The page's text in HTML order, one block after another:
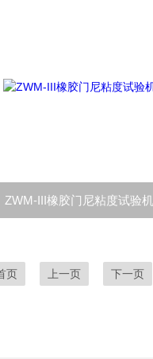
ZWM-III橡胶门尼粘度试验
页 上一页 下一页